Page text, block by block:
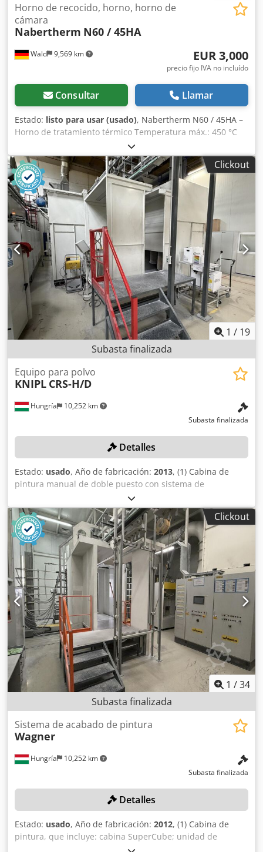
Wald 9,569 km
Horno de recocido, horno, horno de
cámara
Nabertherm N60 / 45HA
EUR 3,000
precio fijo IVA no incluído
Consultar Llamar
Estado: listo para usar (usado), Nabertherm N60 / 45HA –
Horno de tratamiento térmico Temperatura máx.: 450 °C
Volumen útil: 60 litros Dimensiones internas: 350 mm x
500 mm x 350 mm (ancho x profundidad x alto)
Descripción tomada de la fuente original. Puede visitarnos
cuando desee para ver el equipo. ¡Con gusto podemos
organizar un servicio de transporte económico para usted!
Recibirá una factura detallada. Para clientes extranjeros,
también se puede emitir una factura sin IVA. Requisito:
contar con un número de identificación fiscal válido.
Chsdpfx Akozqz Nfe Esa Salvo venta previa. Visite nuestra
tienda y consulte nuestras otras ofertas. Los nombres de
las empresas y las marcas comerciales mencionados son
propiedad de sus respectivos titulares y se utilizan
únicamente para la identificación y descripción de los
productos. Pueden producirse desviaciones de los datos
técnicos, así como errores en la descripción del artículo, y
nos reservamos el derecho a modificarlos.
Clickout
1 / 19
Subasta finalizada
Hungría 10,252 km
Equipo para polvo
KNIPL CRS-H/D
Subasta finalizada
Detalles
Estado: usado, Año de fabricación: 2013, (1) Cabina de
pintura manual de doble puesto con sistema de
separación de polvo mediante filtro, que incluye 2 pistolas
EPG-Sprint X. Csdezncn Djpfx Ak Ejha
Clickout
1 /34
Subasta finalizada
Hungría 10,252 km
Sistema de acabado de pintura
Wagner
Subasta finalizada
Detalles
Estado: usado, Año de fabricación: 2012, (1) Cabina de
pintura, que incluye: cabina SuperCube; unidad de
suministro de polvo Super Centre; 2 sistemas de